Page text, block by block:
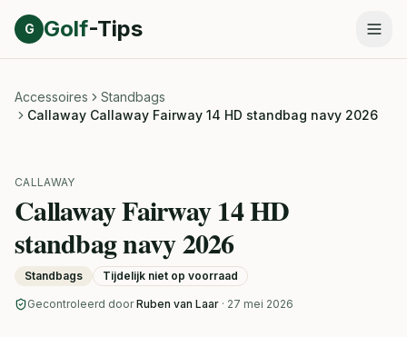
Direct naar inhoud
G Golf-Tips
Accessoires
Standbags
Callaway Callaway Fairway 14 HD standbag navy 2026
CALLAWAY
Callaway Fairway 14 HD
standbag navy 2026
Standbags Tijdelijk niet op voorraad
Gecontroleerd door Ruben van Laar · 27 mei 2026